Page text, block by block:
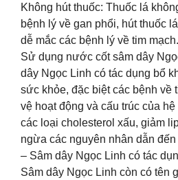
Không hút thuốc: Thuốc lá
bệnh lý về gan phổi, hút thuốc
dễ mắc các bệnh lý về tim mạch.
Sử dụng nước cốt sâm dây
dây Ngọc Linh có tác dụng bổ
sức khỏe, đặc biệt các bệnh về
vệ hoạt động và cấu trúc của
các loại cholesterol xấu, giảm
ngừa các nguyên nhân dẫn đến
– Sâm dây Ngọc Linh có tác
Sâm dây Ngọc Linh còn có tên